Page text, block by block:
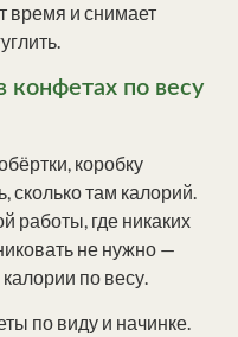
время и снимает
конфетах по весу
коробку
сколько там калорий.
работы, где никаких
не нужно —
по весу.
по виду и начинке.